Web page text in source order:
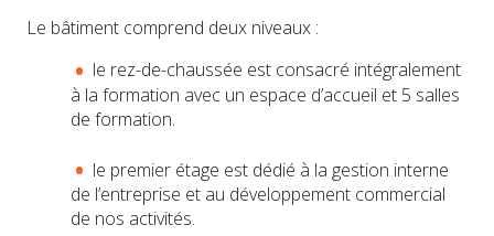
Le bâtiment comprend deux niveaux :
le rez-de-chaussée est consacré intégralement
à la formation avec un espace d’accueil et 5 salles
de formation.
le premier étage est dédié à la gestion interne
de l’entreprise et au développement commercial
de nos activités.